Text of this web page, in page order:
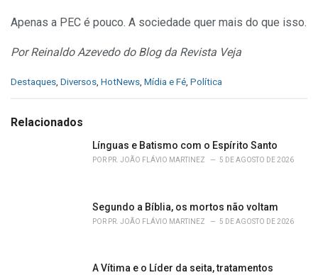
Apenas a PEC é pouco. A sociedade quer mais do que isso.
Por Reinaldo Azevedo do Blog da Revista Veja
C
e
Destaques Diversos HotNews Mídia e Fé Política
Relacionados
Línguas e Batismo com o Espírito Santo
POR PR. JOÃO FLÁVIO MARTINEZ 5 DE AGOSTO DE 2026
Segundo a Bíblia, os mortos não voltam
POR PR. JOÃO FLÁVIO MARTINEZ 5 DE AGOSTO DE 2026
A Vítima e o Líder da seita, tratamentos